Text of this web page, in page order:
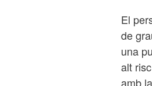
El
de
una
alt
amb